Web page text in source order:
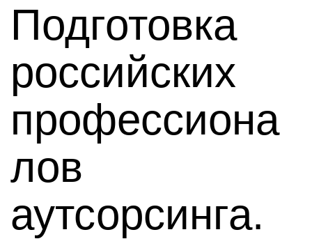
Подготовка
российских
профессиона
лов
аутсорсинга.